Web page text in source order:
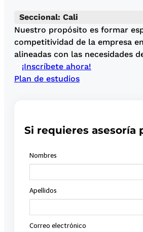
Seccional: Cali
Nuestro propósito es formar
competitividad de la empresa
alineadas con las necesidades
¡Inscríbete ahora!
Plan de estudios
Si requieres asesoría